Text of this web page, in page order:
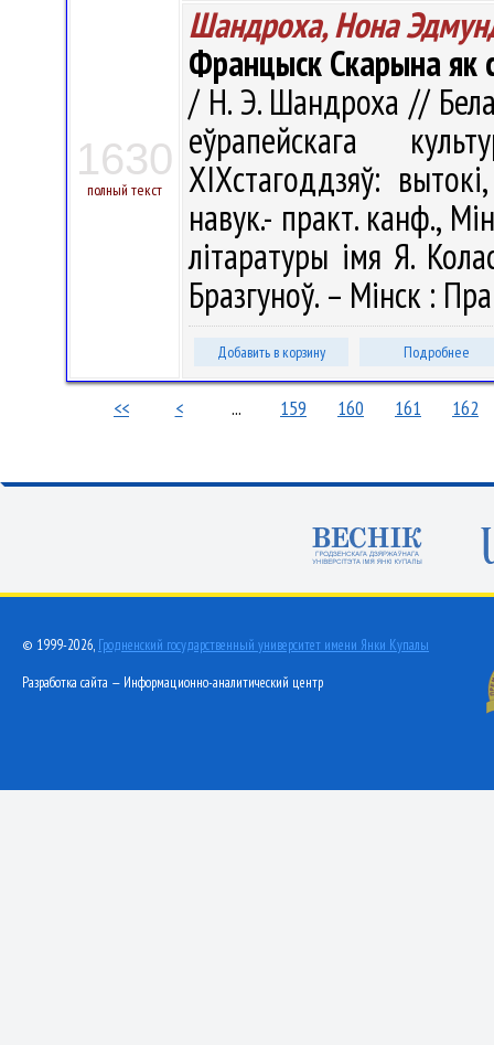
1630
полный текст
Шандроха, Нона
Францыск Скарына як
/ Н. Э. Шандроха //
еўрапейскага
XIXстагоддзяў:
навук.- практ. канф.,
літаратуры імя Я.
Бразгуноў. – Мінск :
Добавить в корзину Подробнее
<< < ... 159 160 161 162
© 1999-2026, Гродненский государственный университет имени Янки Купалы
Разработка сайта — Информационно-аналитический центр